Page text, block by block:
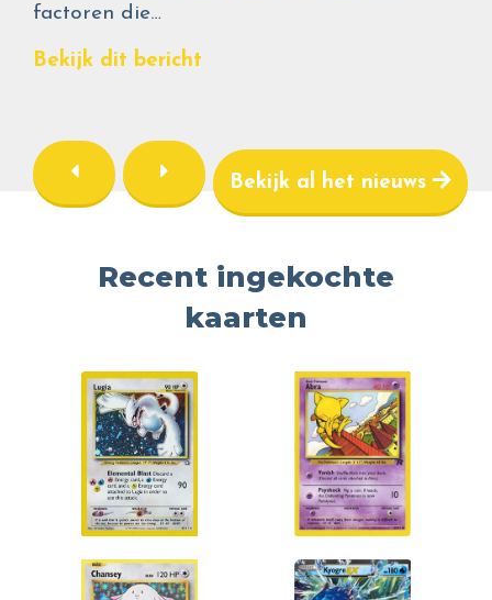
factoren die…
Bekijk dit bericht
Bekijk al het nieuws
Recent ingekochte
kaarten